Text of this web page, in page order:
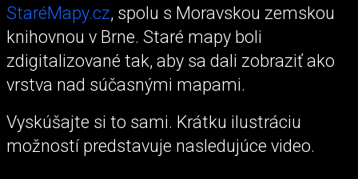
StaréMapy.cz, spolu s Moravskou zemskou
knihovnou v Brne. Staré mapy boli
zdigitalizované tak, aby sa dali zobraziť ako
vrstva nad súčasnými mapami.
Vyskúšajte si to sami. Krátku ilustráciu
možností predstavuje nasledujúce video.